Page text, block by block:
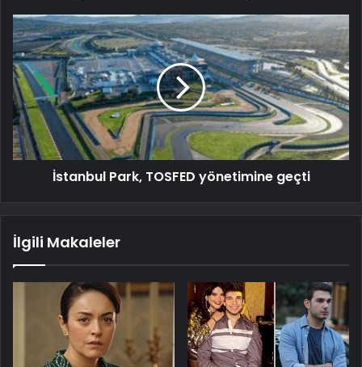
İstanbul Park, TOSFED yönetimine geçti
İlgili Makaleler